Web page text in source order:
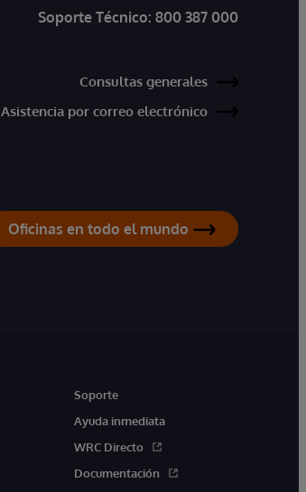
Soporte Técnico: 800 387 000
Consultas generales
Asistencia por correo electrónico
Oficinas en todo el mundo
Soporte
Ayuda inmediata
WRC Directo
Documentación